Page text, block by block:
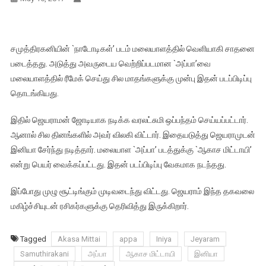
சமுத்திரகனியின் `நாடோடிகள்’ படம் மலையாளத்தில் வெளியாகி சாதனை
படைத்தது. அடுத்து அவருடைய வெற்றிப்படமான `அப்பா’வை
மலையாளத்தில் ரீமேக் செய்து சில மாதங்களுக்கு முன்பு இதன் படப்பிடிப்பு
தொடங்கியது.
இதில் ஜெயராமன் ஜோடியாக நடிக்க வரலட்சுமி ஒப்பந்தம் செய்யப்பட்டார்.
ஆனால் சில தினங்களில் அவர் விலகி விட்டார். இதையடுத்து ஜெயராமுடன்
இனியா சேர்ந்து நடித்தார். மலையாள `அப்பா’ படத்துக்கு `ஆகாச மிட்டாயி’
என்று பெயர் வைக்கப்பட்டது. இதன் படப்பிடிப்பு வேகமாக நடந்தது.
இப்போது முழு சூட்டிங்கும் முடிவடைந்து விட்டது. ஜெயராம் இந்த தகவலை
மகிழ்ச்சியுடன் ரசிகர்களுக்கு தெரிவித்து இருக்கிறார்.
Tagged Akasa Mittai appa Iniya
Jeyaram
Samuthirakani
அப்பா ஆகாச மிட்டாயி
இனியா